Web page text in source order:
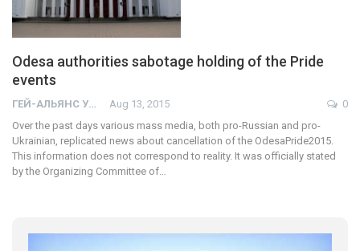
Odesa authorities sabotage holding of the Pride
events
ГЕЙ-АЛЬЯНС УКРАИНА Aug 13, 2015
0
Over the past days various mass media, both pro-Russian and pro-
Ukrainian, replicated news about cancellation of the OdesaPride2015.
This information does not correspond to reality. It was officially stated
by the Organizing Committee of…